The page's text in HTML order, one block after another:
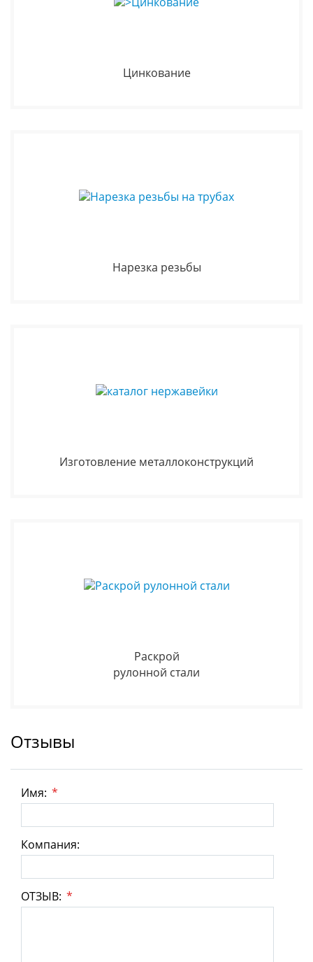
Цинкование
Нарезка резьбы
Изготовление металлоконструкций
Раскрой
рулонной стали
Отзывы
Имя: *
Компания:
ОТЗЫВ: *